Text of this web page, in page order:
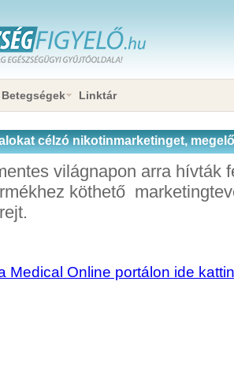
Betegségek Linktár
célzó nikotinmarketinget,
világnapon arra hívták
köthető
Medical Online portálon ide